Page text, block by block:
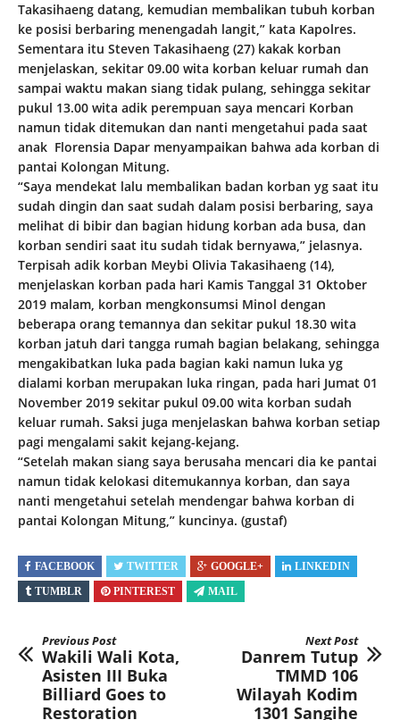
Takasihaeng datang, kemudian membalikan tubuh korban
ke posisi berbaring menengadah langit,” kata Kapolres.
Sementara itu Steven Takasihaeng (27) kakak korban
menjelaskan, sekitar 09.00 wita korban keluar rumah dan
sampai waktu makan siang tidak pulang, sehingga sekitar
pukul 13.00 wita adik perempuan saya mencari Korban
namun tidak ditemukan dan nanti mengetahui pada saat
anak Florensia Dapar menyampaikan bahwa ada korban di
pantai Kolongan Mitung.
“Saya mendekat lalu membalikan badan korban yg saat itu
sudah dingin dan saat sudah dalam posisi berbaring, saya
melihat di bibir dan bagian hidung korban ada busa, dan
korban sendiri saat itu sudah tidak bernyawa,” jelasnya.
Terpisah adik korban Meybi Olivia Takasihaeng (14),
menjelaskan korban pada hari Kamis Tanggal 31 Oktober
2019 malam, korban mengkonsumsi Minol dengan
beberapa orang temannya dan sekitar pukul 18.30 wita
korban jatuh dari tangga rumah bagian belakang, sehingga
mengakibatkan luka pada bagian kaki namun luka yg
dialami korban merupakan luka ringan, pada hari Jumat 01
November 2019 sekitar pukul 09.00 wita korban sudah
keluar rumah. Saksi juga menjelaskan bahwa korban setiap
pagi mengalami sakit kejang-kejang.
“Setelah makan siang saya berusaha mencari dia ke pantai
namun tidak kelokasi ditemukannya korban, dan saya
nanti mengetahui setelah mendengar bahwa korban di
pantai Kolongan Mitung,” kuncinya. (gustaf)
FACEBOOK TWITTER GOOGLE+
LINKEDIN
TUMBLR
PINTEREST MAIL
Previous Post
Wakili Wali Kota,
Asisten III Buka
Billiard Goes to
Restoration
Next Post
Danrem Tutup
TMMD 106
Wilayah Kodim
1301 Sangihe